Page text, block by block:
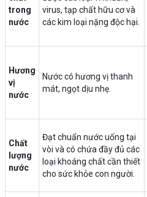
trong
nước
virus, tạp chất hữu cơ và
các kim loại nặng độc hại.
Hương
vị
nước
Nước có hương vị thanh
mát, ngọt dịu nhẹ.
Chất
lượng
nước
Đạt chuẩn nước uống tại
vòi và có chứa đầy đủ các
loại khoáng chất cần thiết
cho sức khỏe con người.